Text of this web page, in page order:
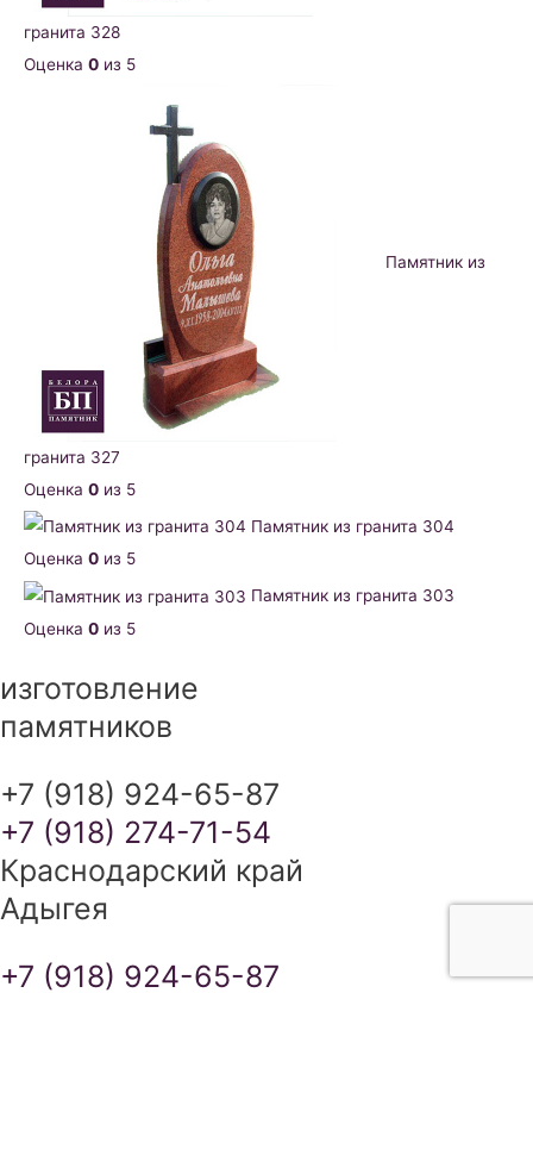
гранита 328
Оценка 0 из 5
Памятник из
гранита 327
Оценка 0 из 5
Памятник из гранита 304
Оценка 0 из 5
Памятник из гранита 303
Оценка 0 из 5
изготовление
памятников
+7 (918) 924-65-87
+7 (918) 274-71-54
Краснодарский край
Адыгея
+7 (918) 924-65-87